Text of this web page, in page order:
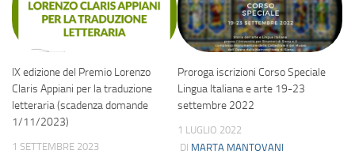
IX edizione del Premio Lorenzo
Claris Appiani per la traduzione
letteraria (scadenza domande
1/11/2023)
1 SETTEMBRE 2023
Proroga iscrizioni Corso Speciale
Lingua Italiana e arte 19-23
settembre 2022
1 LUGLIO 2022
DI MARTA MANTOVANI